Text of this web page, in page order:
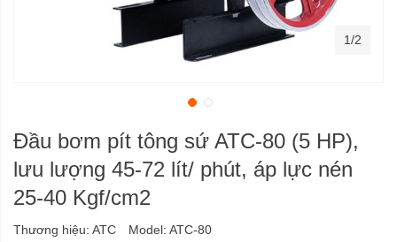
Đầu bơm pít tông sứ ATC-80 (5 HP),
lưu lượng 45-72 lít/ phút, áp lực nén
25-40 Kgf/cm2
Thương hiệu: ATC Model: ATC-80
1/2